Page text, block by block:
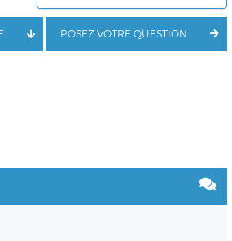
POSEZ VOTRE QUESTION